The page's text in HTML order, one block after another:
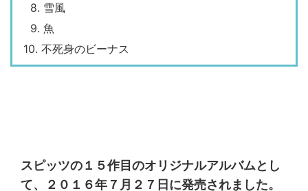
8. 雪風
9. 魚
10. 不死身のビーナス
スピッツの１５作目のオリジナルアルバムとし
て、２０１６年７月２７日に発売されました。